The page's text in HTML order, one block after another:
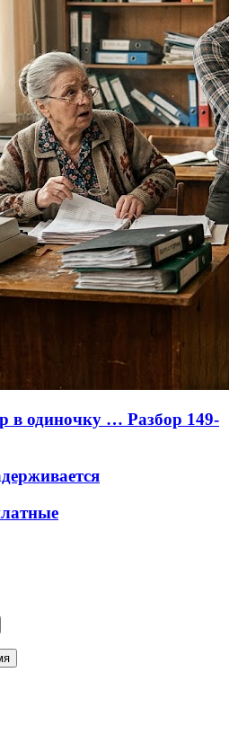
в одиночку … Разбор 149-